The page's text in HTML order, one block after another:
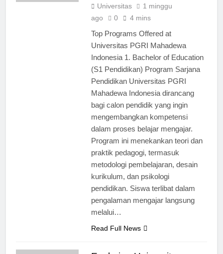
Universitas
1 minggu
ago
0 4 mins
Top Programs Offered at
Universitas PGRI Mahadewa
Indonesia 1. Bachelor of Education
(S1 Pendidikan) Program Sarjana
Pendidikan Universitas PGRI
Mahadewa Indonesia dirancang
bagi calon pendidik yang ingin
mengembangkan kompetensi
dalam proses belajar mengajar.
Program ini menekankan teori dan
praktik pedagogi, termasuk
metodologi pembelajaran, desain
kurikulum, dan psikologi
pendidikan. Siswa terlibat dalam
pengalaman mengajar langsung
melalui…
Read Full News